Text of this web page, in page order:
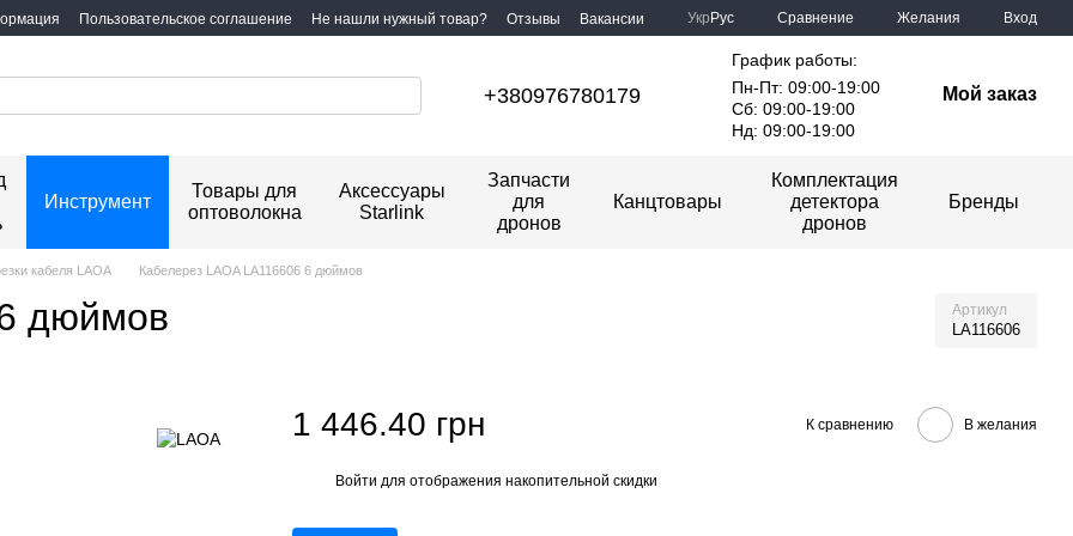
Пользовательское соглашение Не нашли нужный товар? Отзывы Вакансии Укр Рус Сравнение Желания Вход
+380976780179
График работы:
Пн-Пт: 09:00-19:00
Сб: 09:00-19:00
Нд: 09:00-19:00
Мой заказ
Инструмент
Товары для
оптоволокна
Аксессуары
Starlink
Запчасти
для
дронов
Канцтовары
Комплектация
детектора
дронов
Бренды
кабеля LAOA Кабелерез LAOA LA116606 6 дюймов
дюймов Артикул
LA116606
1 446.40 грн К сравнению В желания
Войти для отображения накопительной скидки